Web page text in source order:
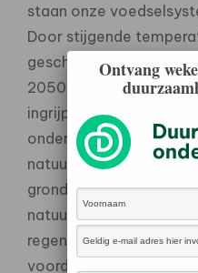
staan onze
Door stijgende
geschikt is voor het
2050 met wel 50%
ingrijpen. Natuurherstel
onderling afhankelijk –
natuur voor het
grondstoffen
natuurherstel kan de
regeneratieve
voordelen opleveren
Ontvang